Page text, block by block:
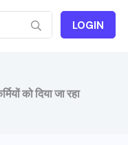
LOGIN
को दिया जा रहा